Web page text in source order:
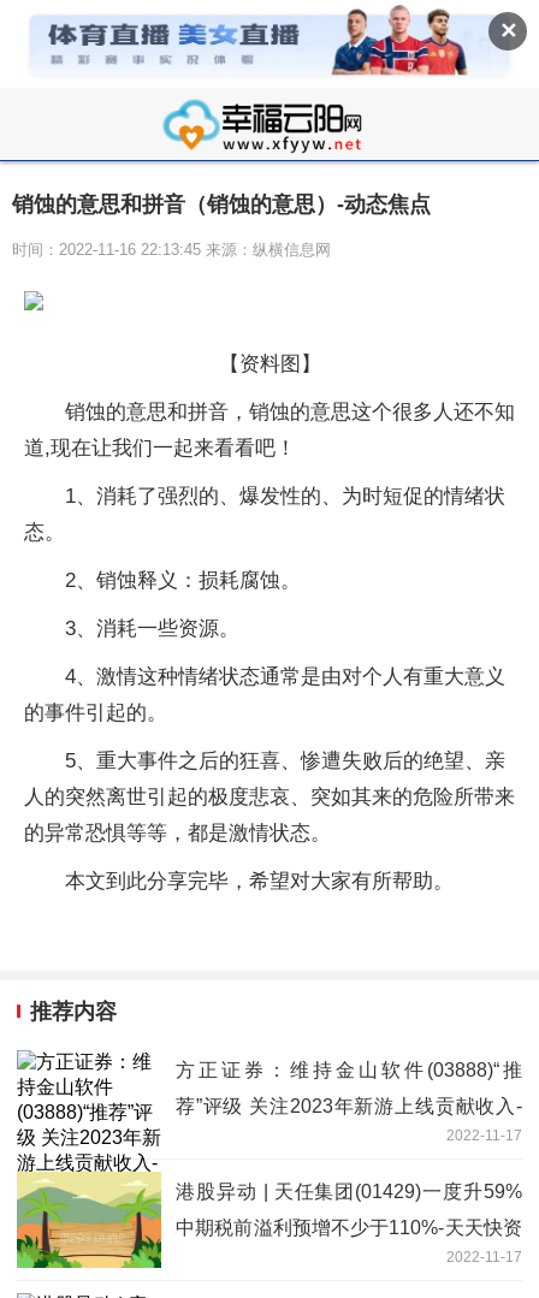
✕
销蚀的意思和拼音（销蚀的意思）-动态焦点
时间：2022-11-16 22:13:45 来源：纵横信息网
【资料图】
销蚀的意思和拼音，销蚀的意思这个很多人还不知
道,现在让我们一起来看看吧！
1、消耗了强烈的、爆发性的、为时短促的情绪状
态。
2、销蚀释义：损耗腐蚀。
3、消耗一些资源。
4、激情这种情绪状态通常是由对个人有重大意义
的事件引起的。
5、重大事件之后的狂喜、惨遭失败后的绝望、亲
人的突然离世引起的极度悲哀、突如其来的危险所带来
的异常恐惧等等，都是激情状态。
本文到此分享完毕，希望对大家有所帮助。
推荐内容
方正证券：维持金山软件(03888)“推
荐”评级 关注2023年新游上线贡献收入-
2022-11-17
港股异动 | 天任集团(01429)一度升59%
中期税前溢利预增不少于110%-天天快资
2022-11-17